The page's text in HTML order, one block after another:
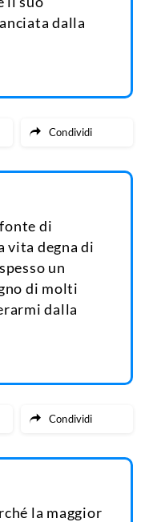
dalla
Condividi
di
vita degna di
un
di molti
dalla
Condividi
la maggior